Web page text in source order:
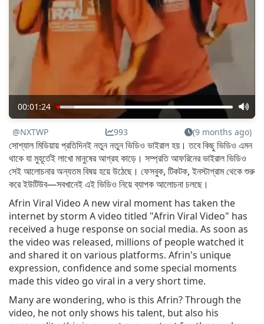
00:01:24
@NXTWP 993 (9 months ago)
সোশ্যাল মিডিয়ায় প্রতিদিনই নতুন নতুন ভিডিও ভাইরাল হয়। তবে কিছু ভিডিও এমন
থাকে যা মুহূর্তেই লাখো মানুষের আগ্রহ কাড়ে। সম্প্রতি আফরিনের ভাইরাল ভিডিও
সেই আলোচনার অন্যতম বিষয় হয়ে উঠেছে। ফেসবুক, টিকটক, ইনস্টাগ্রাম থেকে শুরু
করে ইউটিউব—সবখানেই এই ভিডিও নিয়ে ব্যাপক আলোচনা চলছে।
Afrin Viral Video A new viral moment has taken the
internet by storm A video titled "Afrin Viral Video" has
received a huge response on social media. As soon as
the video was released, millions of people watched it
and shared it on various platforms. Afrin's unique
expression, confidence and some special moments
made this video go viral in a very short time.
Many are wondering, who is this Afrin? Through the
video, he not only shows his talent, but also his